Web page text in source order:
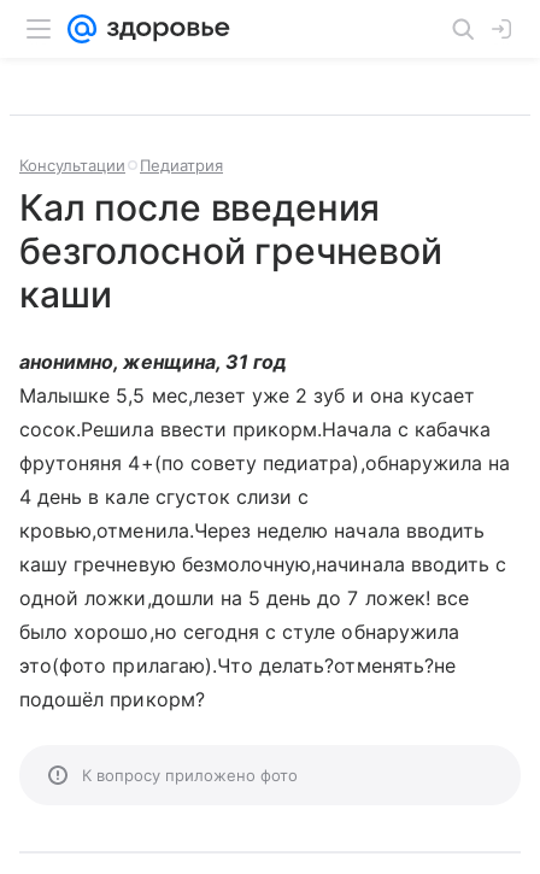
Консультации Педиатрия
Кал после введения
безголосной гречневой
каши
анонимно, женщина, 31 год
Малышке 5,5 мес,лезет уже 2 зуб и она кусает
сосок.Решила ввести прикорм.Начала с кабачка
фрутоняня 4+(по совету педиатра),обнаружила на
4 день в кале сгусток слизи с
кровью,отменила.Через неделю начала вводить
кашу гречневую безмолочную,начинала вводить с
одной ложки,дошли на 5 день до 7 ложек! все
было хорошо,но сегодня с стуле обнаружила
это(фото прилагаю).Что делать?отменять?не
подошёл прикорм?
К вопросу приложено фото